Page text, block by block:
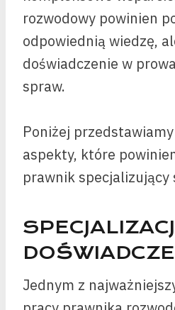
rozwodowy powinien
odpowiednią wiedzę,
doświadczenie w
spraw.
Poniżej
aspekty, które
prawnik specjalizujący
Jednym z